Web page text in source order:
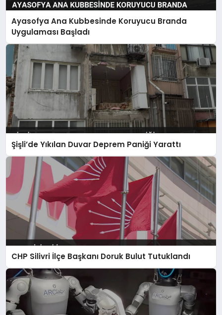
Ayasofya Ana Kubbesinde Koruyucu Branda
Uygulaması Başladı
Şişli’de Yıkılan Duvar Deprem Paniği Yarattı
CHP Silivri İlçe Başkanı Doruk Bulut Tutuklandı